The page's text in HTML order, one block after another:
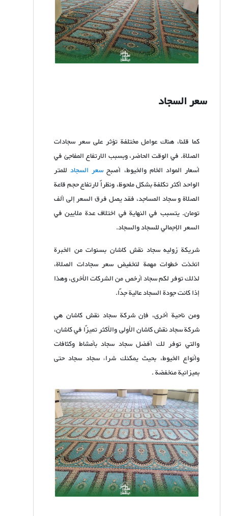
سعر السجاد
كما قلنا، هناك عوامل مختلفة تؤثر على سعر سجادات
الصلاة. في الوقت الحاضر، وبسبب الارتفاع المفاجئ في
أسعار المواد الخام والخيوط، أصبح سعر السجادللمتر
الواحد أكثر تكلفة بشكل ملحوظ، ونظراً لارتفاع حجم قاعة
الصلاة و سجاد المساجد، فقد يصل فرق السعر إلى ألف
تومان. يتسبب في النهاية في اختلاف عدة ملايين في
السعر الإجمالي للسجاد والسجاد.
شریكة زولیه سجاد نقش كاشان بسنوات من الخبرة
اتخذت خطوات مهمة لتخفيض سعر سجادات الصلاة،
لذلك توفر لكم سجاد أرخص من الشركات الأخرى، وهذا
إذا كانت جودة السجاد عالية جدًا.
ومن ناحية أخرى، فإن شركة سجاد نقش كاشان هي
شركة سجاد نقش كاشان الأولى والأكثر تميزًا في كاشان،
والتي توفر لك أفضل سجاد سجاد بأمشاط وكثافات
وأنواع الخيوط، بحيث يمكنك شراء سجاد سجاد حتى
بميزانية منخفضة .